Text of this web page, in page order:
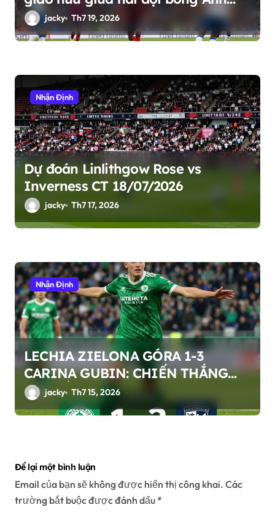
quốcjacky Th7 19, 2026
Nhận Định
Dự đoán Linlithgow Rose vs
Inverness CT 18/07/2026
jacky Th7 17, 2026
Nhận Định
LECHIA ZIELONA GÓRA 1-3
CARINA GUBIN: CHIẾN THẮNG
THUYẾT PHỤC TRONG TRẬN GIAO
HỮU CÂU LẠC BỘ
jacky Th7 15, 2026
Để lại một bình luận
Email của bạn sẽ không được hiển thị công khai. Các
trường bắt buộc được đánh dấu *